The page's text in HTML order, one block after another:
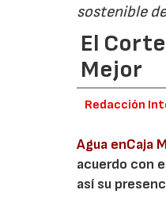
sostenible
El
Mejor
Redacción
Agua enCaja
acuerdo con
así su